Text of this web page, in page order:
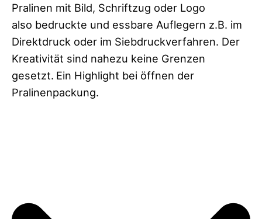
Pralinen mit Bild, Schriftzug oder Logo
also bedruckte und essbare Auflegern z.B. im
Direktdruck oder im Siebdruckverfahren. Der
Kreativität sind nahezu keine Grenzen
gesetzt. Ein Highlight bei öffnen der
Pralinenpackung.